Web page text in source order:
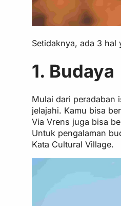
Setidaknya, ada 3
1. Budaya
Mulai dari peradaban
jelajahi. Kamu bisa
Via Vrens juga bisa
Untuk pengalaman
Kata Cultural Village.